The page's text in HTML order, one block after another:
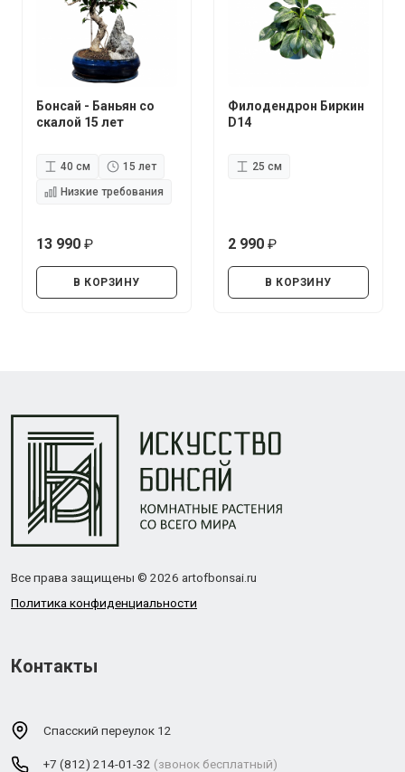
Бонсай - Баньян со
скалой 15 лет
40 см
15 лет
Низкие требования
13 990
В КОРЗИНУ
Филодендрон Биркин
D14
25 см
2 990
В КОРЗИНУ
Все права защищены © 2026 artofbonsai.ru
Политика конфиденциальности
Контакты
Спасский переулок 12
+7 (812) 214-01-32 (звонок бесплатный)